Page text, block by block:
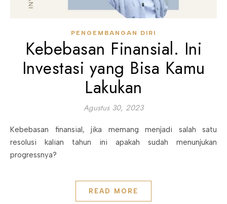
PENGEMBANGAN DIRI
Kebebasan Finansial. Ini
Investasi yang Bisa Kamu
Lakukan
Agustus 30, 2023
Kebebasan finansial, jika memang menjadi salah satu
resolusi kalian tahun ini apakah sudah menunjukan
progressnya?
READ MORE